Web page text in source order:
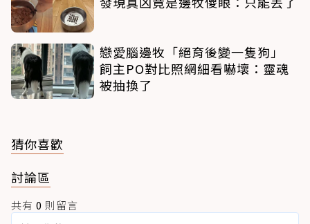
戀愛腦邊牧「絕育後變一隻狗」
飼主PO對比照網細看嚇壞：靈魂
被抽換了
猜你喜歡
討論區
共有 0 則留言